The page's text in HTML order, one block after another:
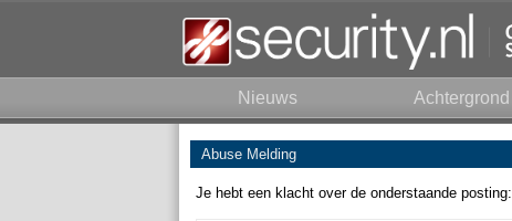
Nieuws Achtergrond
Abuse Melding
Je hebt een klacht over de onderstaande posting: